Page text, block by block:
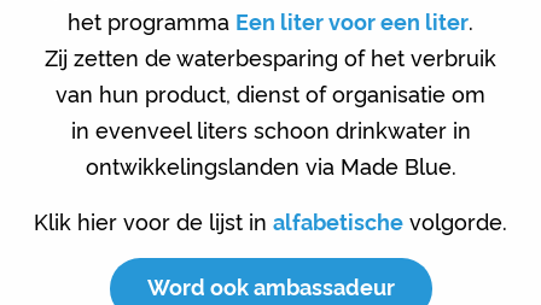
het programma Een liter voor een liter.
Zij zetten de waterbesparing of het verbruik
van hun product, dienst of organisatie om
in evenveel liters schoon drinkwater in
ontwikkelingslanden via Made Blue.
Klik hier voor de lijst in alfabetische volgorde.
Word ook ambassadeur